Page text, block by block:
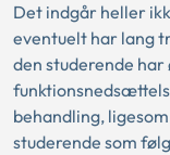
Det indgår heller
eventuelt har lang
den studerende
behandling,
studerende som